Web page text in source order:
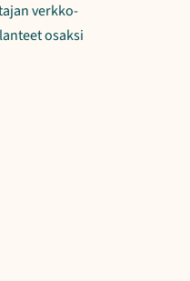
verkko-
osaksi